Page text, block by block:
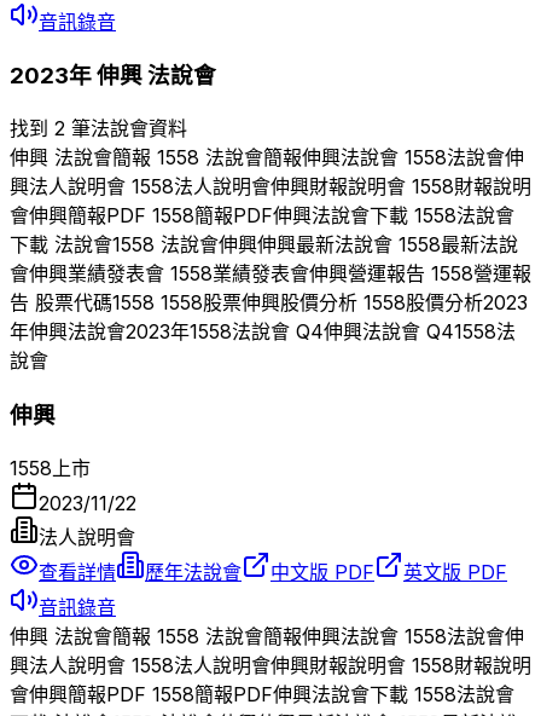
音訊錄音
2023年伸興法說會
找到 2 筆法說會資料
伸興 法說會簡報 1558 法說會簡報伸興法說會 1558法說會伸
興法人說明會 1558法人說明會伸興財報說明會 1558財報說明
會伸興簡報PDF 1558簡報PDF伸興法說會下載 1558法說會
下載 法說會1558 法說會伸興伸興最新法說會 1558最新法說
會伸興業績發表會 1558業績發表會伸興營運報告 1558營運報
告 股票代碼1558 1558股票伸興股價分析 1558股價分析2023
年伸興法說會2023年1558法說會 Q4伸興法說會 Q41558法
說會
伸興
1558 上市
2023/11/22
法人說明會
查看詳情
歷年法說會 中文版 PDF
英文版 PDF
音訊錄音
伸興 法說會簡報 1558 法說會簡報伸興法說會 1558法說會伸
興法人說明會 1558法人說明會伸興財報說明會 1558財報說明
會伸興簡報PDF 1558簡報PDF伸興法說會下載 1558法說會